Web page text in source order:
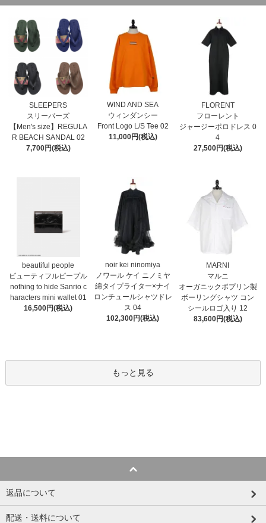
SLEEPERS
スリーパーズ
【Men's size】REGULA
R BEACH SANDAL 02
7,700円(税込)
WIND AND SEA
ウィンダンシー
Front Logo L/S Tee 02
11,000円(税込)
FLORENT
フローレント
ジャージーポロドレス 0
4
27,500円(税込)
beautiful people
ビューティフルピープル
nothing to hide Sanrio c
haracters mini wallet⁠ 01
16,500円(税込)
noir kei ninomiya
ノワール ケイ ニノミヤ
綿タイプライター×ナイ
ロンチュールシャツドレ
ス 04
102,300円(税込)
MARNI
マルニ
オーガニックポプリン製
ボーリングシャツ コン
シールロゴ入り 12
83,600円(税込)
もっと見る
返品について
配送・送料について